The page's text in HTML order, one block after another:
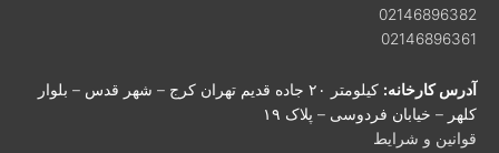
02146896382
02146896361
آدرس کارخانه:
کیلومتر ۲۰ جاده قدیم تهران کرج – شهر قدس – بلوار
کلهر – خیابان فردوسی – پلاک ۱۹
قوانین و شرایط